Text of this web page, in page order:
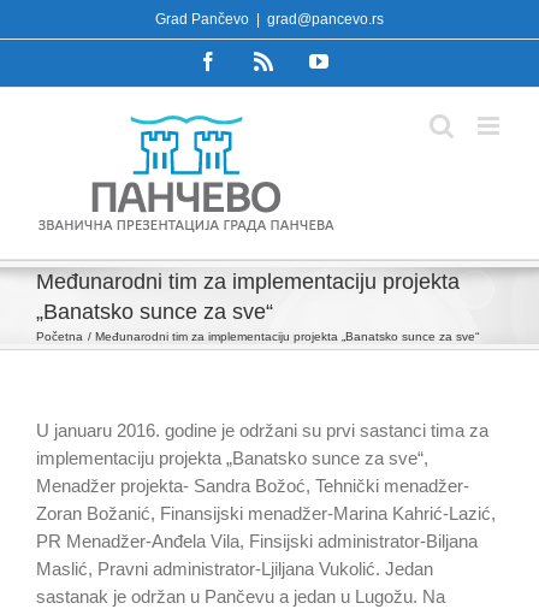
to
Grad Pančevo grad@pancevo.rs
FacebookRss YouTube
Međunarodni tim za implementaciju projekta
„Banatsko sunce za sve“
Početna Međunarodni tim za implementaciju projekta „Banatsko sunce za sve“
U januaru 2016. godine je održani su prvi sastanci tima za
implementaciju projekta „Banatsko sunce za sve“,
Menadžer projekta- Sandra Božoć, Tehnički menadžer-
Zoran Božanić, Finansijski menadžer-Marina Kahrić-Lazić,
PR Menadžer-Anđela Vila, Finsijski administrator-Biljana
Maslić, Pravni administrator-Ljiljana Vukolić. Jedan
sastanak je održan u Pančevu a jedan u Lugožu. Na